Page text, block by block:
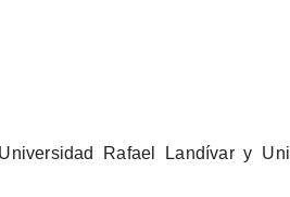
Rafael Landívar y